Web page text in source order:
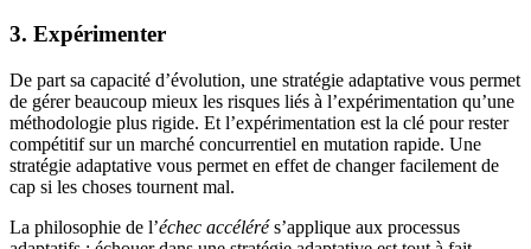
3. Expérimenter
De part sa capacité d’évolution, une stratégie adaptative vous permet
de gérer beaucoup mieux les risques liés à l’expérimentation qu’une
méthodologie plus rigide. Et l’expérimentation est la clé pour rester
compétitif sur un marché concurrentiel en mutation rapide. Une
stratégie adaptative vous permet en effet de changer facilement de
cap si les choses tournent mal.
La philosophie de l’échec accélérés’applique aux processus